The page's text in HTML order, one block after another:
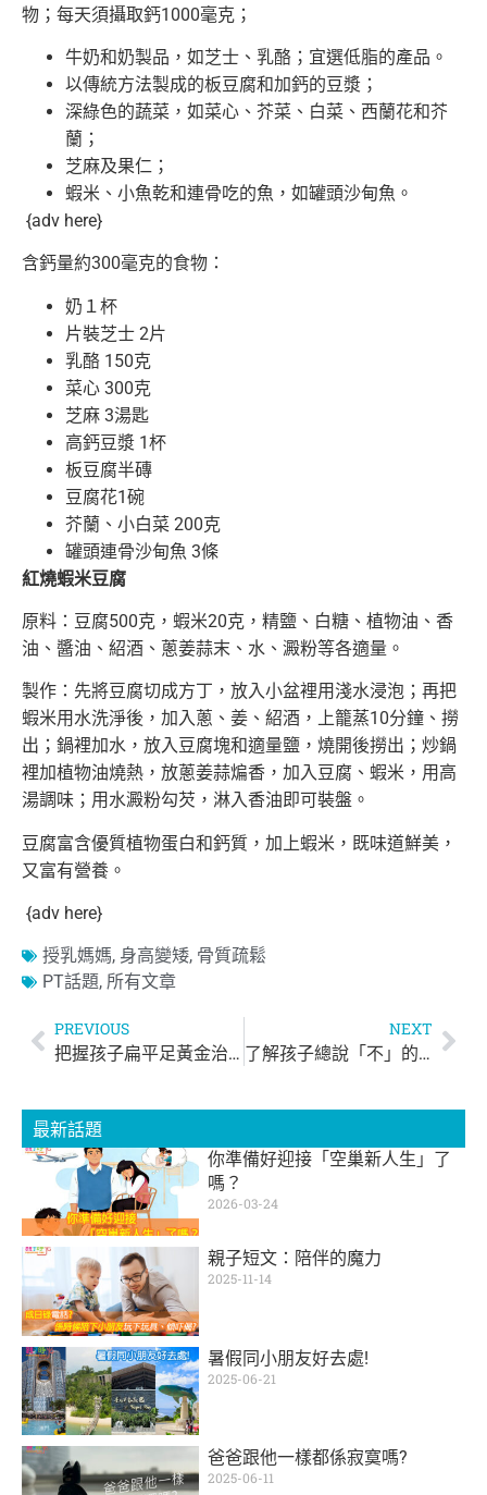
物；每天須攝取鈣1000毫克；
牛奶和奶製品，如芝士、乳酪；宜選低脂的產品。
以傳統方法製成的板豆腐和加鈣的豆漿；
深綠色的蔬菜，如菜心、芥菜、白菜、西蘭花和芥
蘭；
芝麻及果仁；
蝦米、小魚乾和連骨吃的魚，如罐頭沙甸魚。
{adv here}
含鈣量約300毫克的食物：
奶１杯
片裝芝士 2片
乳酪 150克
菜心 300克
芝麻 3湯匙
高鈣豆漿 1杯
板豆腐半磚
豆腐花1碗
芥蘭、小白菜 200克
罐頭連骨沙甸魚 3條
紅燒蝦米豆腐
原料：豆腐500克，蝦米20克，精鹽、白糖、植物油、香
油、醬油、紹酒、蔥姜蒜末、水、澱粉等各適量。
製作：先將豆腐切成方丁，放入小盆裡用淺水浸泡；再把
蝦米用水洗淨後，加入蔥、姜、紹酒，上籠蒸10分鐘、撈
出；鍋裡加水，放入豆腐塊和適量鹽，燒開後撈出；炒鍋
裡加植物油燒熱，放蔥姜蒜煸香，加入豆腐、蝦米，用高
湯調味；用水澱粉勾芡，淋入香油即可裝盤。
豆腐富含優質植物蛋白和鈣質，加上蝦米，既味道鮮美，
又富有營養。
{adv here}
授乳媽媽, 身高變矮, 骨質疏鬆
PT話題, 所有文章
PREVIOUS
把握孩子扁平足黃金治療期
NEXT
了解孩子總說「不」的原因
最新話題
你準備好迎接「空巢新人生」了
嗎？
2026-03-24
親子短文：陪伴的魔力
2025-11-14
暑假同小朋友好去處!
2025-06-21
爸爸跟他一樣都係寂寞嗎?
2025-06-11